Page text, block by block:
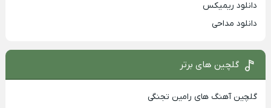
دانلود ریمیکس
دانلود مداحی
گلچین های برتر
گلچین آهنگ های رامین تجنگی